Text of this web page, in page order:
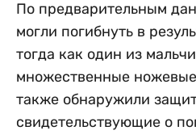
По предварительным
могли погибнуть в
тогда как один из
множественные
также обнаружили
свидетельствующие о